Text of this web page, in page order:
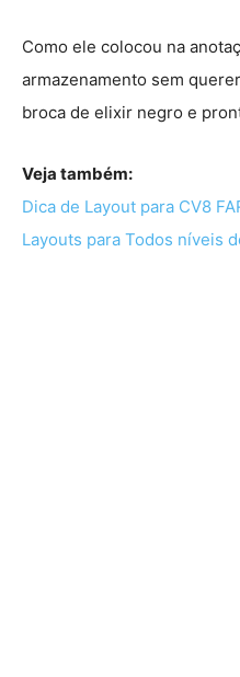
Como ele colocou na
armazenamento sem
broca de elixir negro e
Veja também:
Dica de Layout para CV8
Layouts para Todos níveis